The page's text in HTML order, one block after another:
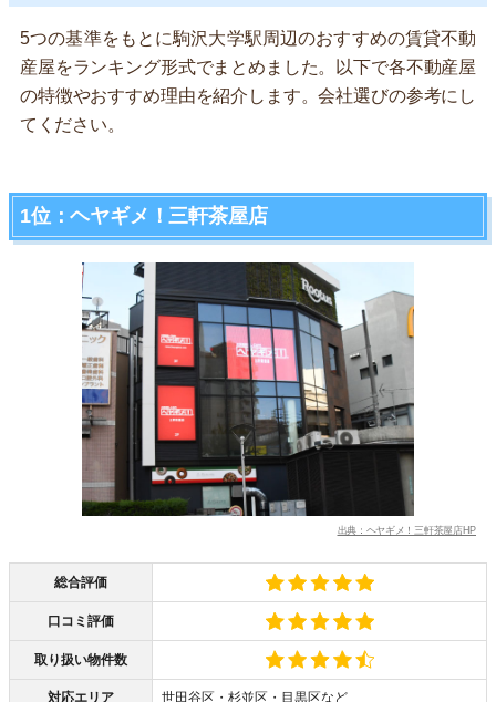
5つの基準をもとに駒沢大学駅周辺のおすすめの賃貸不動
産屋をランキング形式でまとめました。以下で各不動産屋
の特徴やおすすめ理由を紹介します。会社選びの参考にし
てください。
1位：ヘヤギメ！三軒茶屋店
出典：ヘヤギメ！三軒茶屋店HP
総合評価
口コミ評価
取り扱い物件数
対応エリア 世田谷区・杉並区・目黒区など